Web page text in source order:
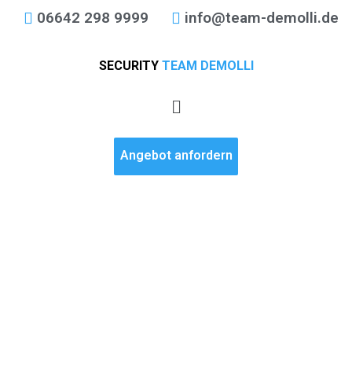
06642 298 9999 info@team-demolli.de
SECURITY TEAM DEMOLLI
Angebot anfordern